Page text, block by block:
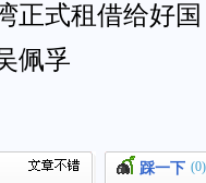
式租借给好国
佩孚
踩一下 (0)